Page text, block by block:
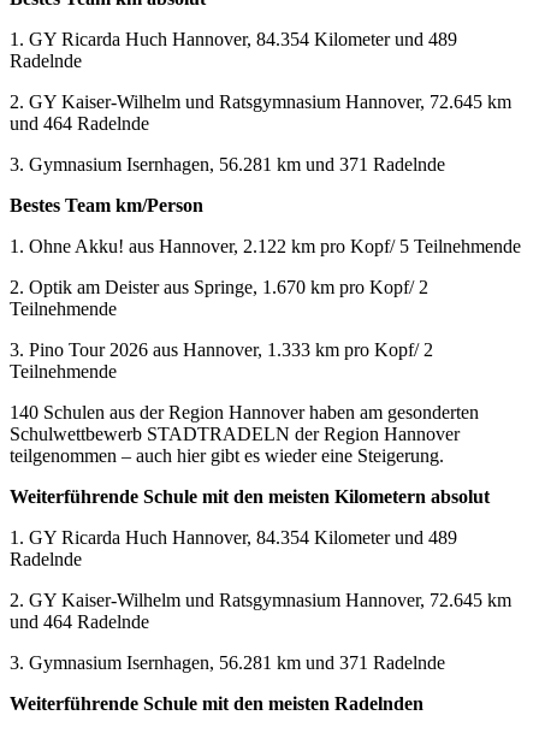
1. GY Ricarda Huch Hannover, 84.354 Kilometer und 489
Radelnde
2. GY Kaiser-Wilhelm und Ratsgymnasium Hannover, 72.645 km
und 464 Radelnde
3. Gymnasium Isernhagen, 56.281 km und 371 Radelnde
Bestes Team km/Person
1. Ohne Akku! aus Hannover, 2.122 km pro Kopf/ 5 Teilnehmende
2. Optik am Deister aus Springe, 1.670 km pro Kopf/ 2
Teilnehmende
3. Pino Tour 2026 aus Hannover, 1.333 km pro Kopf/ 2
Teilnehmende
140 Schulen aus der Region Hannover haben am gesonderten
Schulwettbewerb STADTRADELN der Region Hannover
teilgenommen – auch hier gibt es wieder eine Steigerung.
Weiterführende Schule mit den meisten Kilometern absolut
1. GY Ricarda Huch Hannover, 84.354 Kilometer und 489
Radelnde
2. GY Kaiser-Wilhelm und Ratsgymnasium Hannover, 72.645 km
und 464 Radelnde
3. Gymnasium Isernhagen, 56.281 km und 371 Radelnde
Weiterführende Schule mit den meisten Radelnden